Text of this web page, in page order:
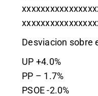
Desviacion sobre
UP +4.0%
PP – 1.7%
PSOE -2.0%